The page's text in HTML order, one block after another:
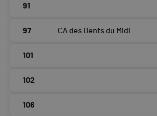
91
97 CA des Dents du Midi
101
102
106